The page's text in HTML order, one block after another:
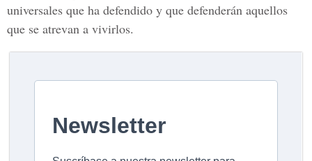
universales que ha defendido y que defenderán aquellos
que se atrevan a vivirlos.